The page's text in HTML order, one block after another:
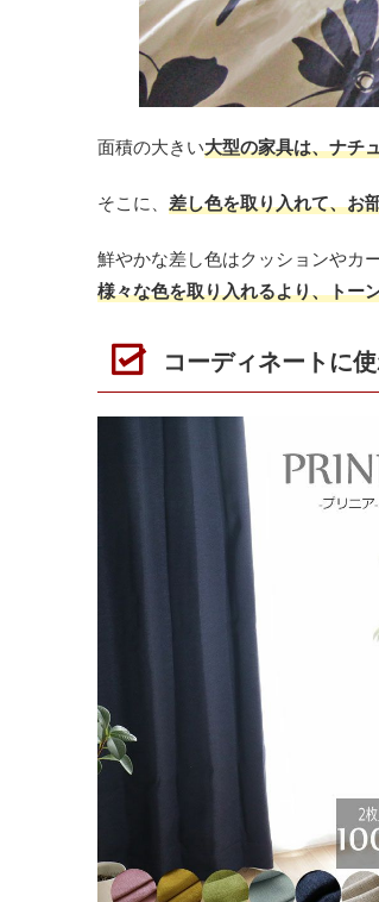
面積の大きい大型の家具は、ナチ
そこに、 差し色を取り入れて、お
鮮やかな差し色はクッションやカ
様々な色を取り入れるより、トー
コーディネートに